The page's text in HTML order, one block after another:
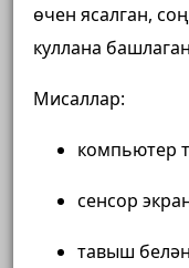
өчен ясалган,
куллана
Мисаллар:
компьютер
сенсор
тавыш